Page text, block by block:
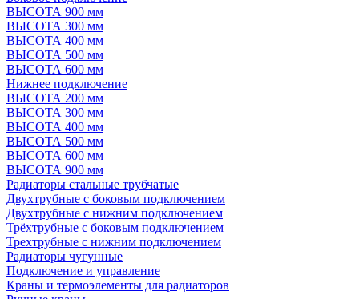
ВЫСОТА 900 мм
ВЫСОТА 300 мм
ВЫСОТА 400 мм
ВЫСОТА 500 мм
ВЫСОТА 600 мм
Нижнее подключение
ВЫСОТА 200 мм
ВЫСОТА 300 мм
ВЫСОТА 400 мм
ВЫСОТА 500 мм
ВЫСОТА 600 мм
ВЫСОТА 900 мм
Радиаторы стальные трубчатые
Двухтрубные с боковым подключением
Двухтрубные с нижним подключением
Трёхтрубные с боковым подключением
Трехтрубные с нижним подключением
Радиаторы чугунные
Подключение и управление
Краны и термоэлементы для радиаторов